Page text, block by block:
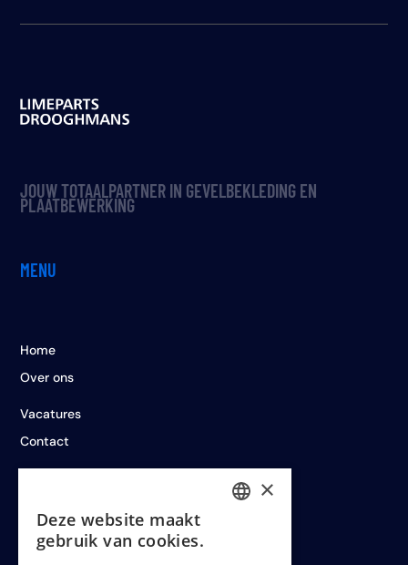
JOUW TOTAALPARTNER IN GEVELBEKLEDING EN
PLAATBEWERKING
MENU
Home
Over ons
Vacatures
Contact
LEGAL
×
Deze website maakt
gebruik van cookies.